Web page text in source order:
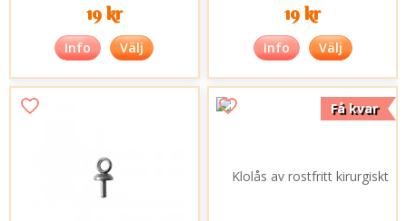
19 kr
Info Välj
19 kr
Info Välj
Få kvar